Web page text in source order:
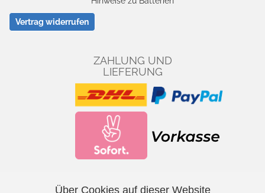
Vertrag widerrufen
ZAHLUNG UND
LIEFERUNG
Über Cookies auf dieser Website